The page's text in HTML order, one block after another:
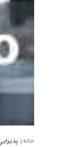
خانه |